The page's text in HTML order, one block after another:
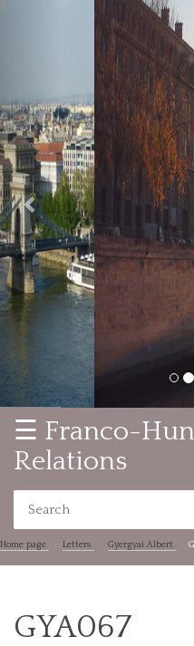
Previous
☰ Franco-
Relations
Home page Letters Gyergyai Albert
GYA067